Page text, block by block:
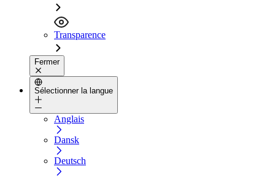
Transparence
Fermer
Sélectionner la langue
Anglais
Dansk
Deutsch